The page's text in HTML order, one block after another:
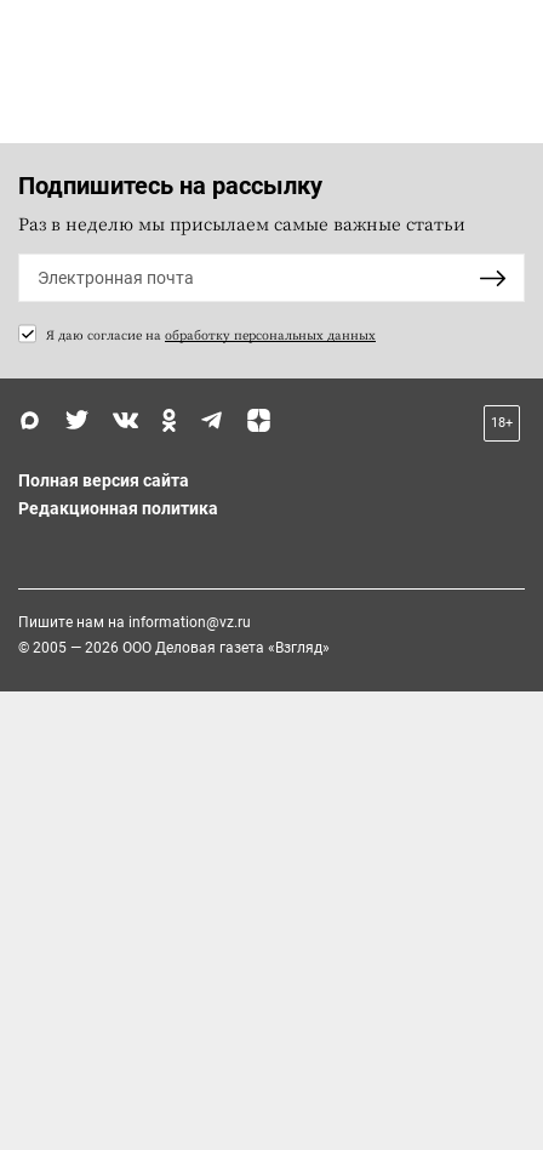
Подпишитесь на рассылку
Раз в неделю мы присылаем самые важные статьи
Я даю согласие на обработку персональных данных
18+
Полная версия сайта
Редакционная политика
Пишите нам на information@vz.ru
© 2005 — 2026 ООО Деловая газета «Взгляд»